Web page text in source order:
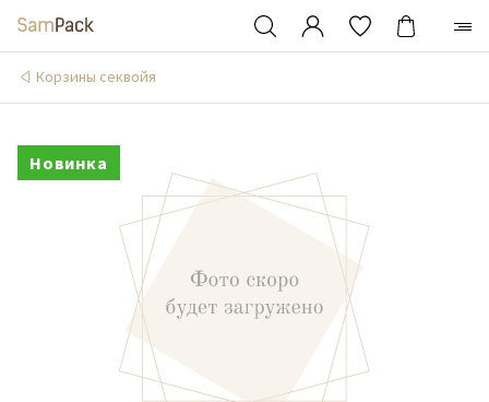
Корзины секвойя
Новинка